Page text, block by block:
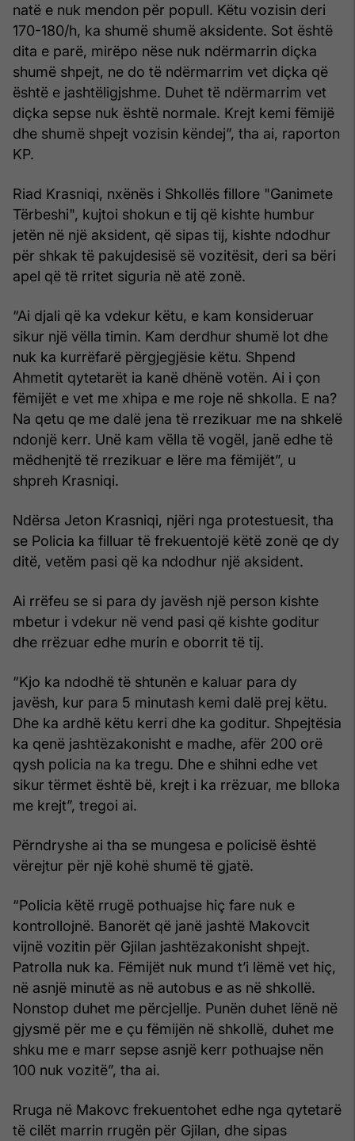
natë e nuk mendon për popull. Këtu vozisin deri
170-180/h, ka shumë shumë aksidente. Sot është
dita e parë, mirëpo nëse nuk ndërmarrin diçka
shumë shpejt, ne do të ndërmarrim vet diçka që
është e jashtëligjshme. Duhet të ndërmarrim vet
diçka sepse nuk është normale. Krejt kemi fëmijë
dhe shumë shpejt vozisin këndej”, tha ai, raporton
KP.
Riad Krasniqi, nxënës i Shkollës fillore "Ganimete
Tërbeshi", kujtoi shokun e tij që kishte humbur
jetën në një aksident, që sipas tij, kishte ndodhur
për shkak të pakujdesisë së vozitësit, deri sa bëri
apel që të rritet siguria në atë zonë.
“Ai djali që ka vdekur këtu, e kam konsideruar
sikur një vëlla timin. Kam derdhur shumë lot dhe
nuk ka kurrëfarë përgjegjësie këtu. Shpend
Ahmetit qytetarët ia kanë dhënë votën. Ai i çon
fëmijët e vet me xhipa e me roje në shkolla. E na?
Na qetu qe me dalë jena të rrezikuar me na shkelë
ndonjë kerr. Unë kam vëlla të vogël, janë edhe të
mëdhenjtë të rrezikuar e lëre ma fëmijët”, u
shpreh Krasniqi.
Ndërsa Jeton Krasniqi, njëri nga protestuesit, tha
se Policia ka filluar të frekuentojë këtë zonë qe dy
ditë, vetëm pasi që ka ndodhur një aksident.
Ai rrëfeu se si para dy javësh një person kishte
mbetur i vdekur në vend pasi që kishte goditur
dhe rrëzuar edhe murin e oborrit të tij.
“Kjo ka ndodhë të shtunën e kaluar para dy
javësh, kur para 5 minutash kemi dalë prej këtu.
Dhe ka ardhë këtu kerri dhe ka goditur. Shpejtësia
ka qenë jashtëzakonisht e madhe, afër 200 orë
qysh policia na ka tregu. Dhe e shihni edhe vet
sikur tërmet është bë, krejt i ka rrëzuar, me blloka
me krejt”, tregoi ai.
Përndryshe ai tha se mungesa e policisë është
vërejtur për një kohë shumë të gjatë.
“Policia këtë rrugë pothuajse hiç fare nuk e
kontrollojnë. Banorët që janë jashtë Makovcit
vijnë vozitin për Gjilan jashtëzakonisht shpejt.
Patrolla nuk ka. Fëmijët nuk mund t’i lëmë vet hiç,
në asnjë minutë as në autobus e as në shkollë.
Nonstop duhet me përcjellje. Punën duhet lënë në
gjysmë për me e çu fëmijën në shkollë, duhet me
shku me e marr sepse asnjë kerr pothuajse nën
100 nuk vozitë”, tha ai.
Rruga në Makovc frekuentohet edhe nga qytetarë
të cilët marrin rrugën për Gjilan, dhe sipas